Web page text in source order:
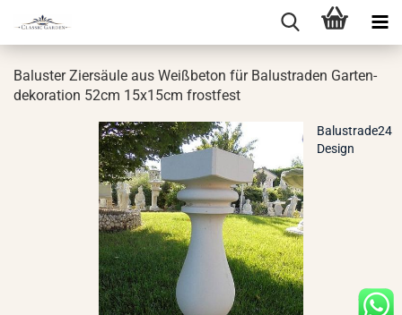
Ba­lus­ter Zier­säu­le aus Weiß­be­ton für Ba­lus­tra­den Gar­ten­
de­ko­ra­ti­on 52cm 15x15cm frost­fest
Balustrade24
Design